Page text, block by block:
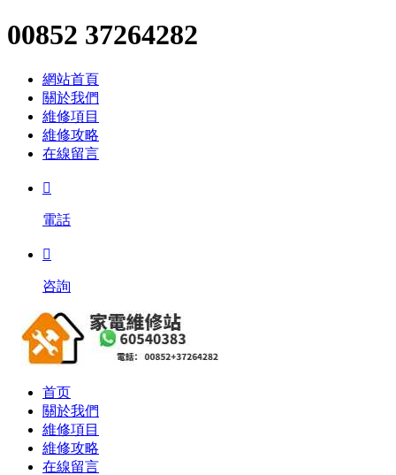
00852 37264282
網站首頁
關於我們
維修項目
維修攻略
在線留言

電話

咨詢
首页
關於我們
維修項目
維修攻略
在線留言